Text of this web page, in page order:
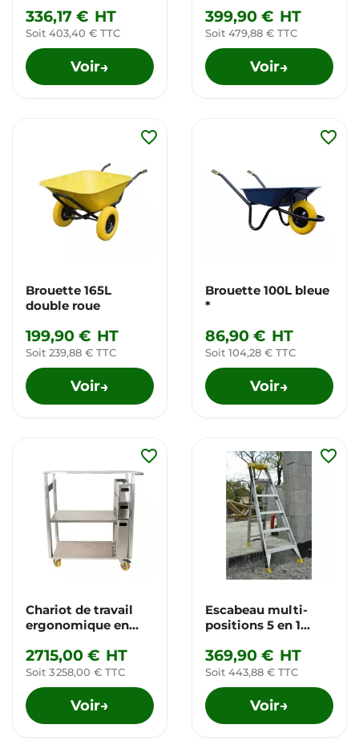
336,17 € HT
Soit 403,40 € TTC
Voir→
399,90 € HT
Soit 479,88 € TTC
Voir→
Brouette 165L
double roue
199,90 € HT
Soit 239,88 € TTC
Voir→
favorite_border
Brouette 100L bleue
*
86,90 € HT
Soit 104,28 € TTC
Voir→
favorite_border
Chariot de travail
ergonomique en
horticulteurs
2715,00 € HT
Soit 3 258,00 € TTC
Voir→
favorite_border
Escabeau multi-
positions 5 en 1
369,90 € HT
Soit 443,88 € TTC
Voir→
favorite_border